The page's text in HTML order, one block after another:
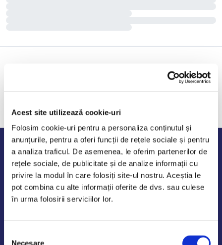
Acest site utilizează cookie-uri
Folosim cookie-uri pentru a personaliza conținutul și
anunțurile, pentru a oferi funcții de rețele sociale și pentru
a analiza traficul. De asemenea, le oferim partenerilor de
rețele sociale, de publicitate și de analize informații cu
privire la modul în care folosiți site-ul nostru. Aceștia le
pot combina cu alte informații oferite de dvs. sau culese
în urma folosirii serviciilor lor.
Necesare
Program de lucru
Luni - Vineri: 09:00-18:00
Sambata - Duminica: 10:00-14:00